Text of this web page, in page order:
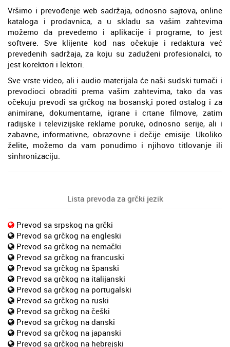
Vršimo i prevođenje web sadržaja, odnosno sajtova, online
kataloga i prodavnica, a u skladu sa vašim zahtevima
možemo da prevedemo i aplikacije i programe, to jest
softvere. Sve klijente kod nas očekuje i redaktura već
prevedenih sadržaja, za koju su zaduženi profesionalci, to
jest korektori i lektori.
Sve vrste video, ali i audio materijala će naši sudski tumači i
prevodioci obraditi prema vašim zahtevima, tako da vas
očekuju prevodi sa grčkog na bosansk,i pored ostalog i za
animirane, dokumentarne, igrane i crtane filmove, zatim
radijske i televizijske reklame poruke, odnosno serije, ali i
zabavne, informativne, obrazovne i dečije emisije. Ukoliko
želite, možemo da vam ponudimo i njihovo titlovanje ili
sinhronizaciju.
Lista prevoda za grčki jezik
Prevod sa srpskog na grčki
Prevod sa grčkog na engleski
Prevod sa grčkog na nemački
Prevod sa grčkog na francuski
Prevod sa grčkog na španski
Prevod sa grčkog na italijanski
Prevod sa grčkog na portugalski
Prevod sa grčkog na ruski
Prevod sa grčkog na češki
Prevod sa grčkog na danski
Prevod sa grčkog na japanski
Prevod sa grčkog na hebrejski